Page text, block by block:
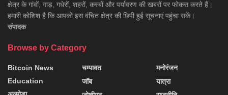
क्षेत्र के गांवों, गाड़, गधेरों, शहरों, कस्बों और पर्यावरण की खबरों पर फोकस करते हैं।
हमारी कोशिश है कि आपको इस वंचित क्षेत्र की छिपी हुई सूचनाएं पहुंचा सकें।
संपादक
Browse by Category
Bitcoin News
Education
चम्पावत
जॉब
मनोरंजन
यात्रा